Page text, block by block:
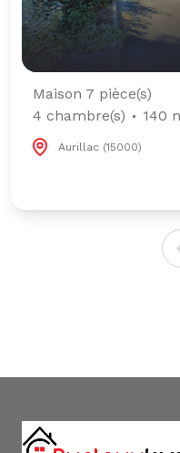
Maison 7 pièce(s)
4 chambre(s)
140
Aurillac (15000)